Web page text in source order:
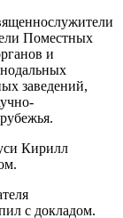
Поместных
и
заведений,
Кирилл
с докладом.